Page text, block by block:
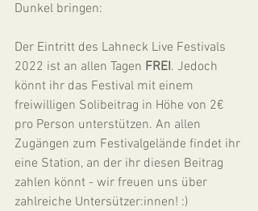
Dunkel bringen:
Der Eintritt des Lahneck Live Festivals
2022 ist an allen Tagen FREI. Jedoch
könnt ihr das Festival mit einem
freiwilligen Solibeitrag in Höhe von 2€
pro Person unterstützen. An allen
Zugängen zum Festivalgelände findet ihr
eine Station, an der ihr diesen Beitrag
zahlen könnt - wir freuen uns über
zahlreiche Untersützer:innen! :)